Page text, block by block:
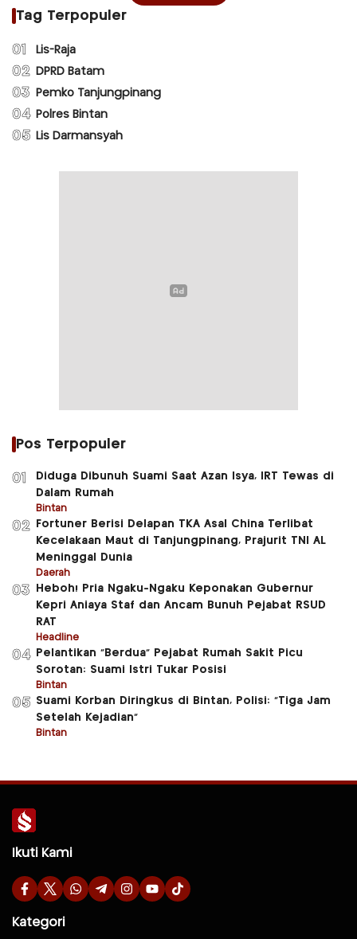
Tag Terpopuler
01 Lis-Raja
02 DPRD Batam
03 Pemko Tanjungpinang
04 Polres Bintan
05 Lis Darmansyah
Pos Terpopuler
01
Diduga Dibunuh Suami Saat Azan Isya, IRT Tewas di
Dalam Rumah
Bintan
02
Fortuner Berisi Delapan TKA Asal China Terlibat
Kecelakaan Maut di Tanjungpinang, Prajurit TNI AL
Meninggal Dunia
Daerah
03
Heboh! Pria Ngaku-Ngaku Keponakan Gubernur
Kepri Aniaya Staf dan Ancam Bunuh Pejabat RSUD
RAT
Headline
04
Pelantikan “Berdua” Pejabat Rumah Sakit Picu
Sorotan: Suami Istri Tukar Posisi
Bintan
05 Suami Korban Diringkus di Bintan, Polisi: “Tiga Jam
Setelah Kejadian”
Bintan
Ikuti Kami
Kategori